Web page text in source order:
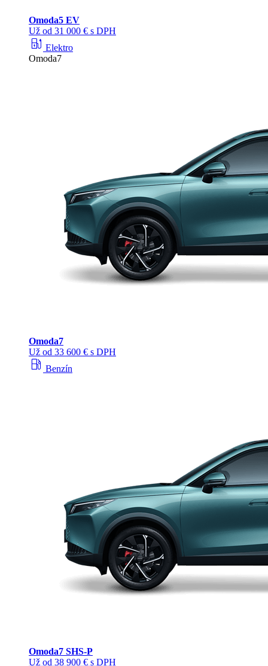
Omoda5 EV
Už od 31 000 € s DPH
ev_station Elektro
Omoda7
Omoda7
Už od 33 600 € s DPH
local_gas_station Benzín
Omoda7 SHS-P
Už od 38 900 € s DPH